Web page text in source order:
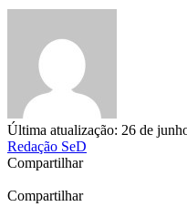
Última atualização: 26 de
Redação SeD
Compartilhar
Compartilhar